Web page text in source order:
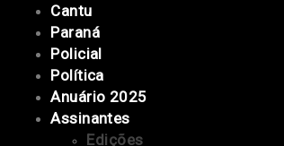
Cantu
Paraná
Policial
Política
Anuário 2025
Assinantes
Edições